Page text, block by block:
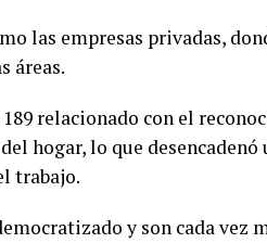
las empresas privadas,
áreas.
relacionado con el
hogar, lo que desencadenó
trabajo.
y son cada vez